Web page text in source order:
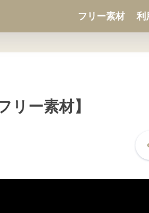
フリー素材 利
リー素材】